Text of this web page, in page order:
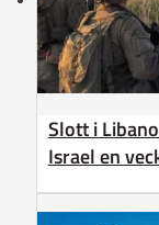
Slott i
Israel en